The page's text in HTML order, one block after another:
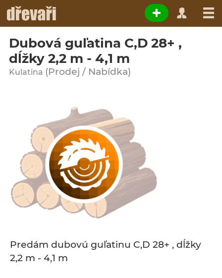
Dubová guľatina C,D 28+ ,
dĺžky 2,2 m - 4,1 m
Kulatina (Prodej / Nabídka)
Predám dubovú guľatinu C,D 28+ , dĺžky
2,2 m - 4,1 m